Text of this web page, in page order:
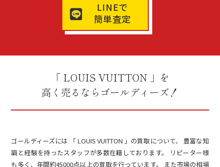
LINEで
簡単査定
「 LOUIS VUITTON 」を
高く売るならゴールディーズ！
ゴールディーズには 「 LOUIS VUITTON 」の買取について、 豊富な知
識と経験を持ったスタッフが多数在籍しております。 リピーター様
も多く、年間約45000点以上の買取を行っています。 また市場の相場